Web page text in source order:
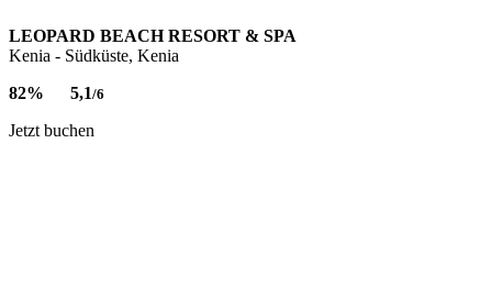
LEOPARD BEACH RESORT & SPA
Kenia - Südküste, Kenia
82%
5,1/6
Jetzt buchen